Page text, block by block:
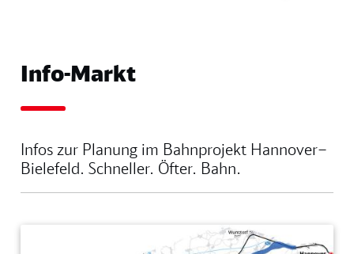
Info-Markt
Infos zur Planung im Bahn­projekt Hannover–
Bielefeld. Schneller. Öfter. Bahn.